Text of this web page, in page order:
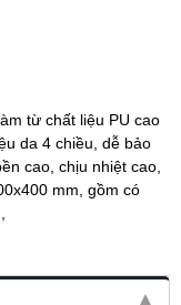
từ chất liệu PU cao
da 4 chiều, dễ bảo
cao, chịu nhiệt cao,
mm, gồm có